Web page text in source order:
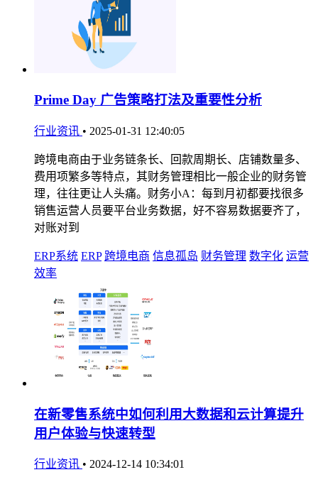
Prime Day 广告策略打法及重要性分析
行业资讯 • 2025-01-31 12:40:05
跨境电商由于业务链条长、回款周期长、店铺数量多、
费用项繁多等特点，其财务管理相比一般企业的财务管
理，往往更让人头痛。财务小A：每到月初都要找很多
销售运营人员要平台业务数据，好不容易数据要齐了，
对账对到
ERP系统 ERP 跨境电商 信息孤岛 财务管理 数字化 运营
效率
在新零售系统中如何利用大数据和云计算提升
用户体验与快速转型
行业资讯 • 2024-12-14 10:34:01